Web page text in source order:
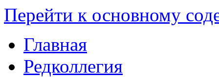
Перейти к основному
Главная
Редколлегия